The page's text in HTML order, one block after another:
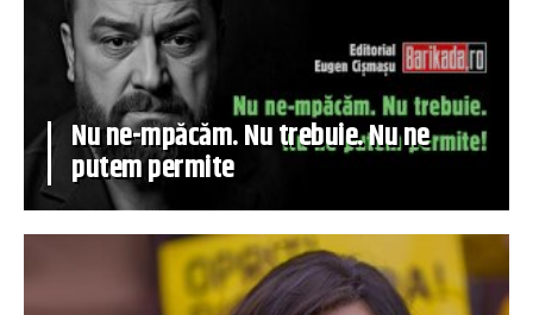
Nu ne-mpăcăm. Nu trebuie. Nu ne
putem permite